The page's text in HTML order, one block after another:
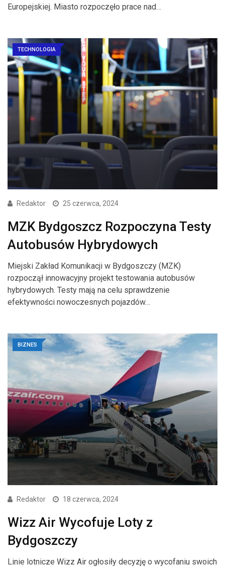
Europejskiej. Miasto rozpoczęło prace nad…
TECHNOLOGIA
Redaktor 25 czerwca, 2024
MZK Bydgoszcz Rozpoczyna Testy
Autobusów Hybrydowych
Miejski Zakład Komunikacji w Bydgoszczy (MZK)
rozpoczął innowacyjny projekt testowania autobusów
hybrydowych. Testy mają na celu sprawdzenie
efektywności nowoczesnych pojazdów…
BIZNES
Redaktor 18 czerwca, 2024
Wizz Air Wycofuje Loty z
Bydgoszczy
Linie lotnicze Wizz Air ogłosiły decyzję o wycofaniu swoich